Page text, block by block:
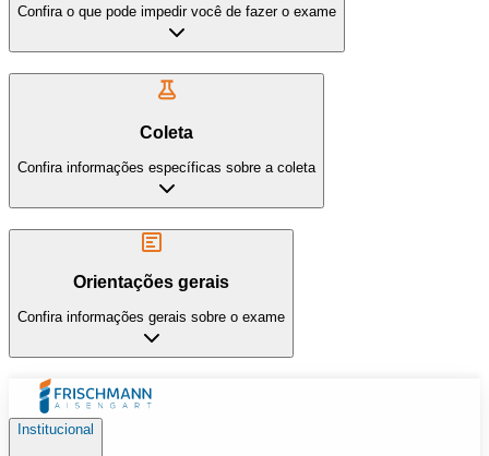
Confira o que pode impedir você de fazer o exame
Coleta
Confira informações específicas sobre a coleta
Orientações gerais
Confira informações gerais sobre o exame
Institucional